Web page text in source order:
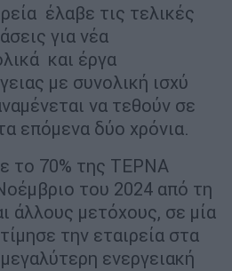
έλαβε τις τελικές
για νέα
και έργα
με συνολική ισχύ
να τεθούν σε
επόμενα δύο χρόνια.
το 70% της ΤΕΡΝΑ
του 2024 από τη
άλλους μετόχους, σε μία
την εταιρεία στα
ενεργειακή